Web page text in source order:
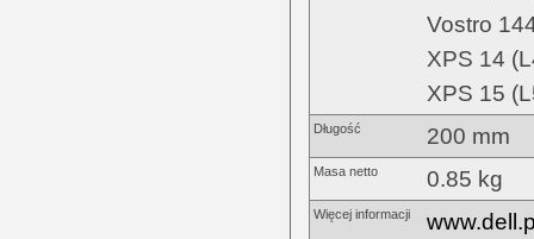
Vostro
XPS 14
XPS 15
Długość 200 mm
Masa netto 0.85 kg
Więcej informacji